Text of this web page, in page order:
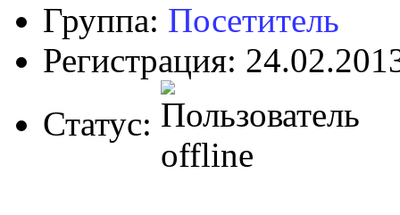
Группа: Посетитель
Регистрация:
Статус: